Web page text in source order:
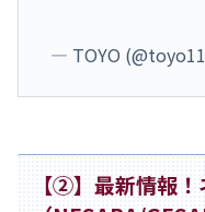
— TOYO
【②】最新情報